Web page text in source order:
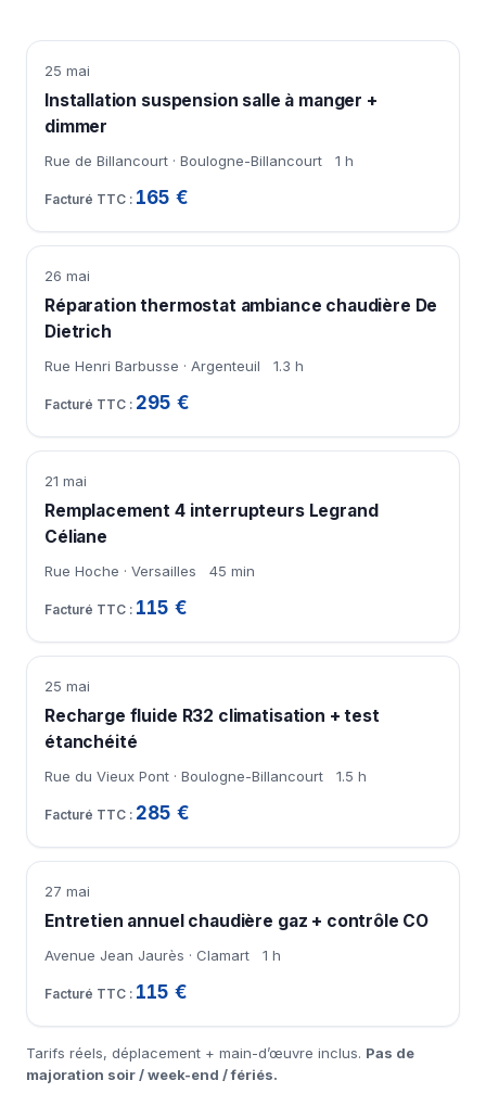
25 mai
Installation suspension salle à manger +
dimmer
Rue de Billancourt · Boulogne-Billancourt 1 h
165 €
26 mai
Réparation thermostat ambiance chaudière De
Dietrich
Rue Henri Barbusse · Argenteuil 1.3 h
295 €
21 mai
Remplacement 4 interrupteurs Legrand
Céliane
Rue Hoche · Versailles 45 min
115 €
25 mai
Recharge fluide R32 climatisation + test
étanchéité
Rue du Vieux Pont · Boulogne-Billancourt 1.5 h
285 €
27 mai
Entretien annuel chaudière gaz + contrôle CO
Avenue Jean Jaurès · Clamart 1 h
115 €
Tarifs réels, déplacement + main-d’œuvre inclus. Pas de
majoration soir / week-end / fériés.